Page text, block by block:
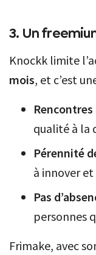
3. Un
Knockk limite
mois, et c’est
qualité à la
Pérennité
à innover
Pas
personnes
Frimake, avec